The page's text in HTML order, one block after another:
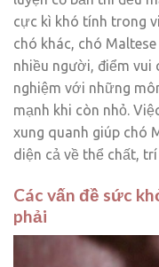
cực kì khó tính trong
chó khác, chó
nhiều người, điểm vui
nghiệm với những
mạnh khi còn nhỏ.
xung quanh giúp chó
diện cả về thể chất,
Các vấn đề sức
phải